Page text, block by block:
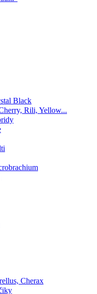
Black
Rili, Yellow...
Cherax